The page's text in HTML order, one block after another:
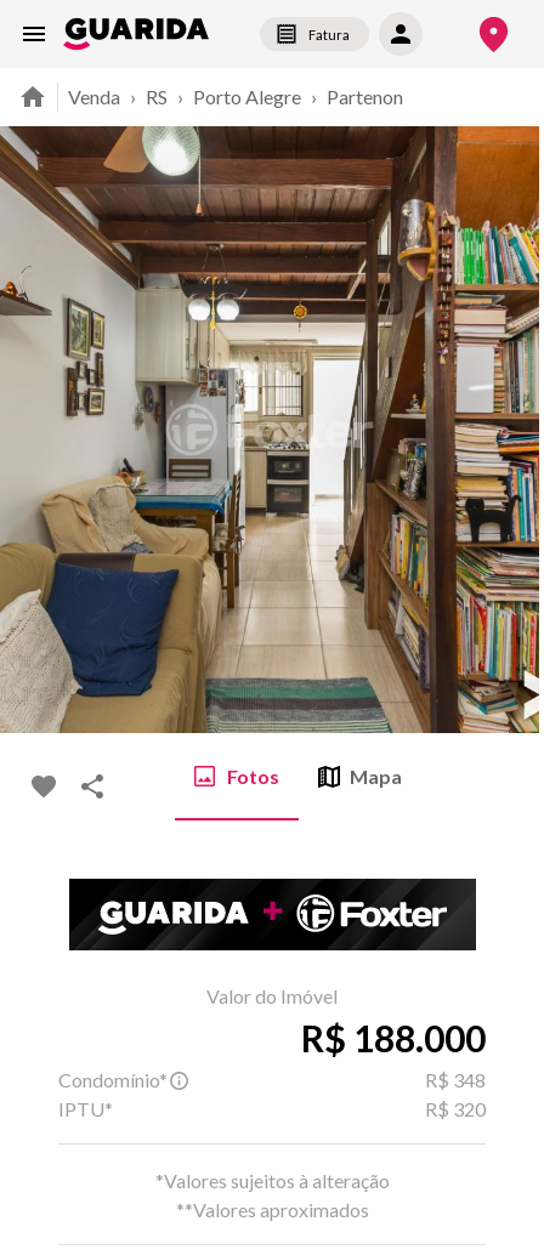
Fatura
Venda › RS › Porto Alegre › Partenon
Fotos Mapa
Valor do Imóvel
R$ 188.000
Condomínio*
R$ 348
IPTU*
R$ 320
*Valores sujeitos à alteração
**Valores aproximados